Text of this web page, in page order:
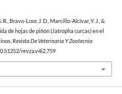
Bravo-Loor, J. D., Marcillo-Alcívar, Y. J., &
de hojas de piñón (Jatropha curcas) en el
Revista De Veterinaria Y Zootecnia
revza.v4i2.759